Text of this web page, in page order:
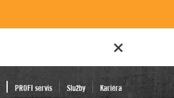
PROFI servis Služby Kariéra